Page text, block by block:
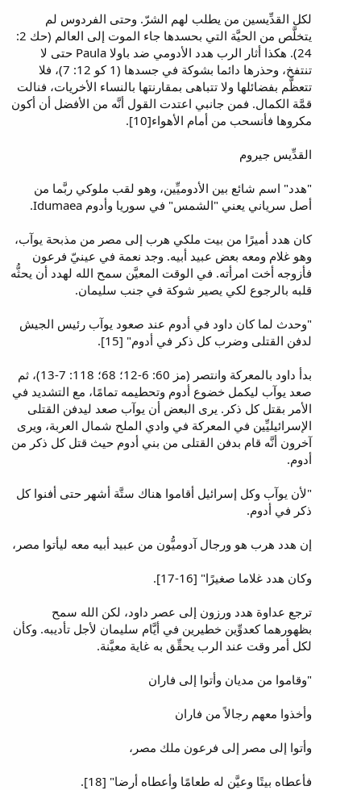
لكل القدِّيسين من يطلب لهم الشرّ. وحتى الفردوس لم
يتخلَّص من الحيَّة التي بحسدها جاء الموت إلى العالم (حك 2:
24). هكذا أثار الرب هدد الأدومي ضد باولا Paula حتى لا
تنتفخ، وحذرها دائما بشوكة في جسدها (1 كو 12: 7)، فلا
تتعظَّم بفضائلها ولا تتباهى بمقارنتها بالنساء الأخريات، فنالت
قمَّة الكمال. فمن جانبي اعتدت القول أنَّه من الأفضل أن أكون
مكروها فأنسحب من أمام الأهواء[10].
القدِّيس جيروم
"هدد" اسم شائع بين الأدوميِّين، وهو لقب ملوكي ربَّما من
أصل سرياني يعني "الشمس" في سوريا وأدوم Idumaea.
كان هدد أميرًا من بيت ملكي هرب إلى مصر من مذبحة يوآب،
وهو غلام ومعه بعض عبيد أبيه. وجد نعمة في عينيّ فرعون
فأزوجه أخت امرأته. في الوقت المعيَّن سمح الله لهدد أن يحثُّه
قلبه بالرجوع لكي يصير شوكة في جنب سليمان.
"وحدث لما كان داود في أدوم عند صعود يوآب رئيس الجيش
لدفن القتلى وضرب كل ذكر في أدوم" [15].
بدأ داود بالمعركة وانتصر (مز 60: 6-12؛ 68؛ 118: 7-13)، ثم
صعد يوآب ليكمل خضوع أدوم وتحطيمه تمامًا، مع التشديد في
الأمر بقتل كل ذكر. يرى البعض أن يوآب صعد ليدفن القتلى
الإسرائيليِّين في المعركة في وادي الملح شمال العربة، ويرى
آخرون أنَّه قام بدفن القتلى من بني أدوم حيث قتل كل ذكر من
أدوم.
"لأن يوآب وكل إسرائيل أقاموا هناك ستَّة أشهر حتى أفنوا كل
ذكر في أدوم.
إن هدد هرب هو ورجال آدوميُّون من عبيد أبيه معه ليأتوا مصر،
وكان هدد غلاما صغيرًا" [16-17].
ترجع عداوة هدد ورزون إلى عصر داود، لكن الله سمح
بظهورهما كعدوِّين خطيرين في أيَّام سليمان لأجل تأديبه. وكأن
لكل أمر وقت عند الرب يحقِّق به غاية معيَّنة.
"وقاموا من مديان وأتوا إلى فاران
وأخذوا معهم رجالاً من فاران
وأتوا إلى مصر إلى فرعون ملك مصر،
فأعطاه بيتًا وعيَّن له طعامًا وأعطاه أرضا" [18].